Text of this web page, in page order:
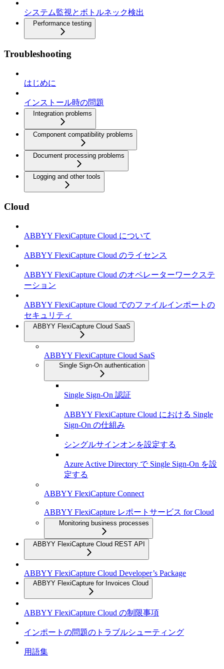
システム監視とボトルネック検出
Performance testing
Troubleshooting
はじめに
インストール時の問題
Integration problems
Component compatibility problems
Document processing problems
Logging and other tools
Cloud
ABBYY FlexiCapture Cloud について
ABBYY FlexiCapture Cloud のライセンス
ABBYY FlexiCapture Cloud のオペレーターワークステ
ーション
ABBYY FlexiCapture Cloud でのファイルインポートの
セキュリティ
ABBYY FlexiCapture Cloud SaaS
ABBYY FlexiCapture Cloud SaaS
Single Sign-On authentication
Single Sign-On 認証
ABBYY FlexiCapture Cloud における Single
Sign-On の仕組み
シングルサインオンを設定する
Azure Active Directory で Single Sign-On を設
定する
ABBYY FlexiCapture Connect
ABBYY FlexiCapture レポートサービス for Cloud
Monitoring business processes
ABBYY FlexiCapture Cloud REST API
ABBYY FlexiCapture Cloud Developer’s Package
ABBYY FlexiCapture for Invoices Cloud
ABBYY FlexiCapture Cloud の制限事項
インポートの問題のトラブルシューティング
用語集